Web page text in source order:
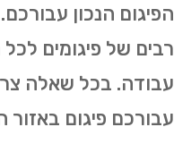
הפיגום הנכון
רבים של פיגומים
עבודה. בכל שאלה
עבורכם פיגום